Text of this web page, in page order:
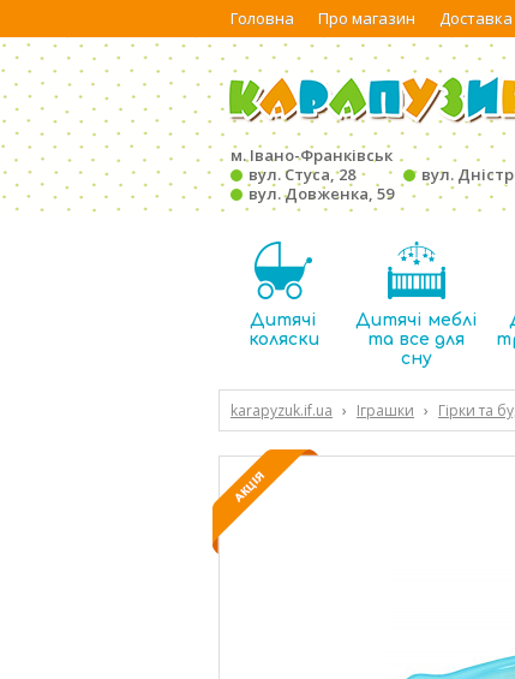
Головна Про магазин
м. Івано-Франківськ
вул. Стуса, 28
вул.
вул. Довженка, 59
Дитячі
коляски
Дитячі меблі
та все для
сну
karapyzuk.if.ua › Іграшки › Гірки та